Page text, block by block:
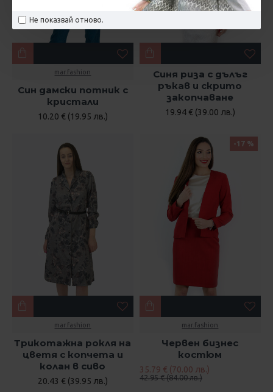
Не показвай отново.
mar.fashion
Син дамски потник с
кристали
10.20 € (19.95 лв.)
Синя риза с дълъг
ръкав и скрито
закопчаване
19.94 € (39.00 лв.)
mar.fashion
Трикотажна рокля на
цветя с копчета и
колан в сиво
20.43 € (39.95 лв.)
-17 %
mar.fashion
Червен бизнес
костюм
35.79 € (70.00 лв.)
42.95 € (84.00 лв.)